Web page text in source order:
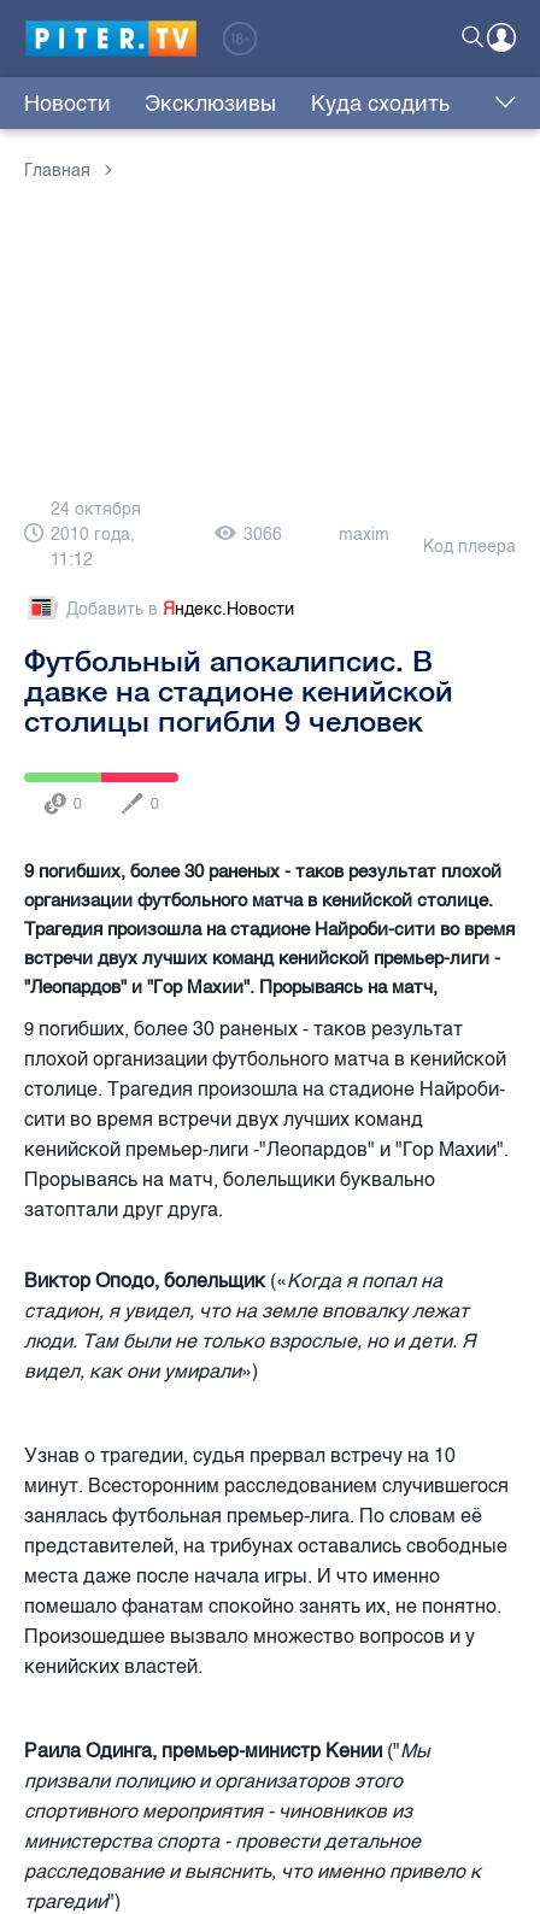
Новости Эксклюзивы Куда сходить
Главная
24 октября
2010 года,
11:12
3066 maxim
Код плеера
Добавить в Яндекс.Новости
Футбольный апокалипсис. В
давке на стадионе кенийской
столицы погибли 9 человек
0 0
9 погибших, более 30 раненых - таков результат плохой
организации футбольного матча в кенийской столице.
Трагедия произошла на стадионе Найроби-сити во время
встречи двух лучших команд кенийской премьер-лиги -
"Леопардов" и "Гор Махии". Прорываясь на матч,
9 погибших, более 30 раненых - таков результат
плохой организации футбольного матча в кенийской
столице. Трагедия произошла на стадионе Найроби-
сити во время встречи двух лучших команд
кенийской премьер-лиги -"Леопардов" и "Гор Махии".
Прорываясь на матч, болельщики буквально
затоптали друг друга.
Виктор Оподо, болельщик(«Когда я попал на
стадион, я увидел, что на земле вповалку лежат
люди. Там были не только взрослые, но и дети. Я
видел, как они умирали»)
Узнав о трагедии, судья прервал встречу на 10
минут. Всесторонним расследованием случившегося
занялась футбольная премьер-лига. По словам её
представителей, на трибунах оставались свободные
места даже после начала игры. И что именно
помешало фанатам спокойно занять их, не понятно.
Произошедшее вызвало множество вопросов и у
кенийских властей.
Раила Одинга, премьер-министр Кении ("Мы
призвали полицию и организаторов этого
спортивного мероприятия - чиновников из
министерства спорта - провести детальное
расследование и выяснить, что именно привело к
трагедии")